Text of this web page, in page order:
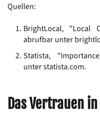
Quellen:
BrightLocal, "Local
abrufbar unter
Statista,
unter statista.com.
Das Vertrauen